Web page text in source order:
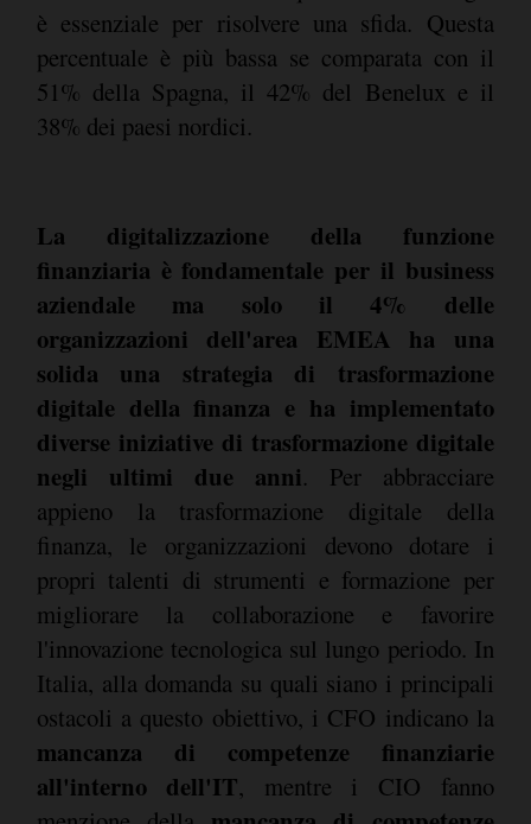
è essenziale per risolvere una sfida. Questa
percentuale è più bassa se comparata con il
51% della Spagna, il 42% del Benelux e il
38% dei paesi nordici.
La digitalizzazione della funzione
finanziaria è fondamentale per il business
aziendale ma solo il 4% delle
organizzazioni dell'area EMEA ha una
solida una strategia di trasformazione
digitale della finanza e ha implementato
diverse iniziative di trasformazione digitale
negli ultimi due anni. Per abbracciare
appieno la trasformazione digitale della
finanza, le organizzazioni devono dotare i
propri talenti di strumenti e formazione per
migliorare la collaborazione e favorire
l'innovazione tecnologica sul lungo periodo. In
Italia, alla domanda su quali siano i principali
ostacoli a questo obiettivo, i CFO indicano la
mancanza di competenze finanziarie
all'interno dell'IT, mentre i CIO fanno